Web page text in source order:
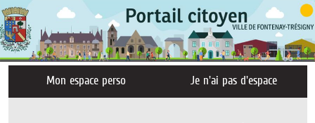
Mon espace perso Je n'ai pas d'espace